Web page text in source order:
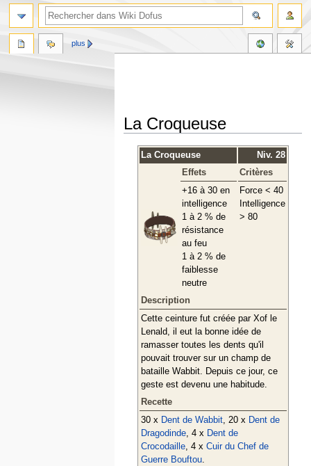
La Croqueuse
La Croqueuse
Niv. 28
Effets
Critères
+16 à 30 en
intelligence
1 à 2 % de
résistance
au feu
1 à 2 % de
faiblesse
neutre
Force < 40
Intelligence
> 80
Description
Cette ceinture fut créée par Xof le
Lenald, il eut la bonne idée de
ramasser toutes les dents qu'il
pouvait trouver sur un champ de
bataille Wabbit. Depuis ce jour, ce
geste est devenu une habitude.
Recette
30 x Dent de Wabbit, 20 x Dent de
Dragodinde, 4 x Dent de
Crocodaille, 4 x Cuir du Chef de
Guerre Bouftou.
plus